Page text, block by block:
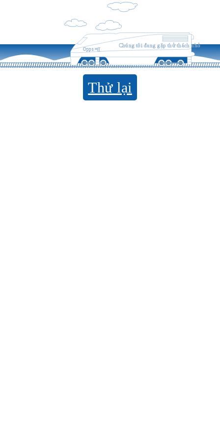
Opps =((
Chúng tôi đang gặp thử thách nhỏ
Thử lại